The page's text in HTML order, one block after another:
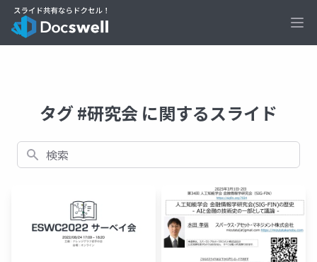
タグ #研究会 に関するスライド
検索